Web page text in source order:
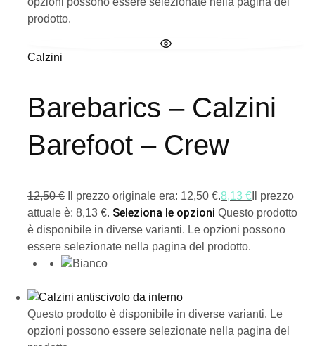
prodotto.
Calzini
Barebarics – Calzini
Barefoot – Crew
12,50€ Il prezzo originale era: 12,50 €.8,13 € Il prezzo
attuale è: 8,13 €. Seleziona le opzioni Questo prodotto
è disponibile in diverse varianti. Le opzioni possono
essere selezionate nella pagina del prodotto.
Questo prodotto è disponibile in diverse varianti. Le
opzioni possono essere selezionate nella pagina del